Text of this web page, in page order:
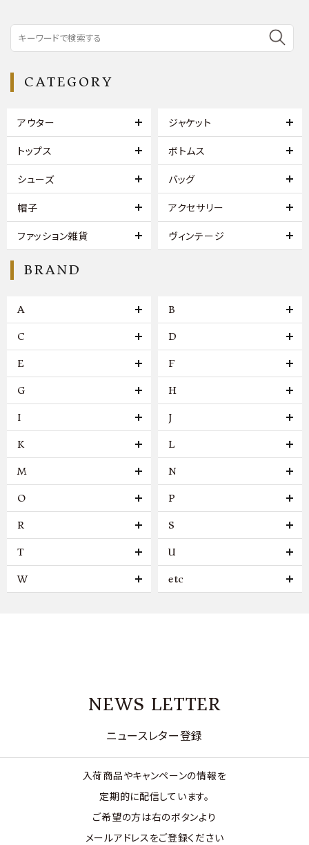
CATEGORY
アウター ジャケット
トップス ボトムス
シューズ バッグ
帽子 アクセサリー
ファッション雑貨 ヴィンテージ
BRAND
A B
C D
E F
G H
I J
K L
M N
O P
R S
T U
W etc
NEWS LETTER
ニュースレター登録
入荷商品やキャンペーンの情報を
定期的に配信しています。
ご希望の方は右のボタンより
メールアドレスをご登録ください